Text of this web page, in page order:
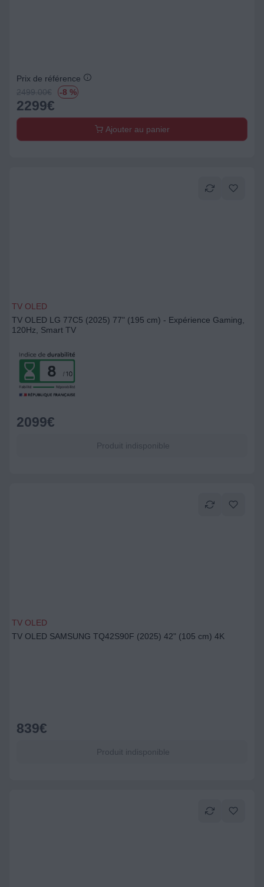
Prix de référence
2499.00€ -8 %
2299€
Ajouter au panier
TV OLED
TV OLED LG 77C5 (2025) 77" (195 cm) - Expérience Gaming,
120Hz, Smart TV
2099€
Produit indisponible
TV OLED
TV OLED SAMSUNG TQ42S90F (2025) 42" (105 cm) 4K
839€
Produit indisponible